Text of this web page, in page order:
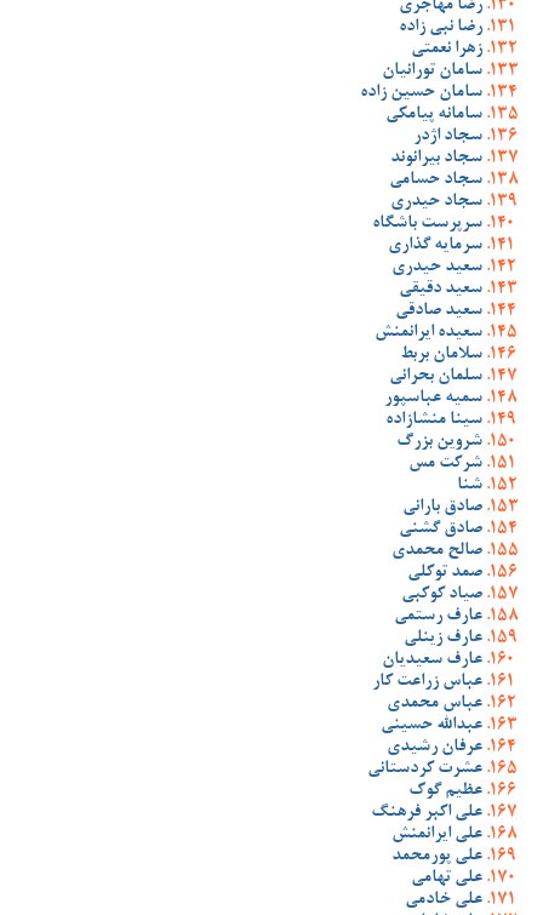
رضا مهاجری
رضا نبی زاده
زهرا نعمتی
سامان تورانیان
سامان حسین زاده
سامانه پیامکی
سجاد اژدر
سجاد بیرانوند
سجاد حسامی
سجاد حیدری
سرپرست باشگاه
سرمایه گذاری
سعید حیدری
سعید دقیقی
سعید صادقی
سعیده ایرانمنش
سلامان بربط
سلمان بحرانی
سمیه عباسپور
سینا منشازاده
شروین بزرگ
شرکت مس
شنا
صادق بارانی
صادق گشنی
صالح محمدی
صمد توکلی
صیاد کوکبی
عارف رستمی
عارف زینلی
عارف سعیدیان
عباس زراعت کار
عباس محمدی
عبدالله حسینی
عرفان رشیدی
عشرت کردستانی
عظیم گوک
علی اکبر فرهنگ
علی ایرانمنش
علی پورمحمد
علی تهامی
علی خادمی